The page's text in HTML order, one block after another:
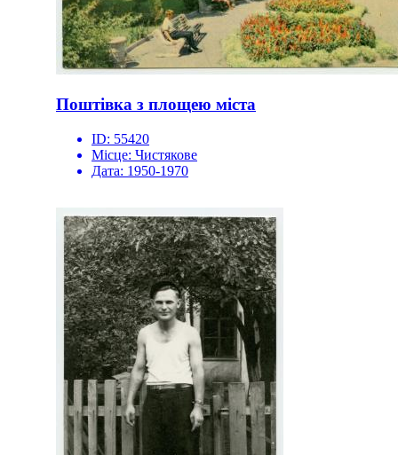
Поштівка з площею міста
ID: 55420
Місце: Чистякове
Дата: 1950-1970